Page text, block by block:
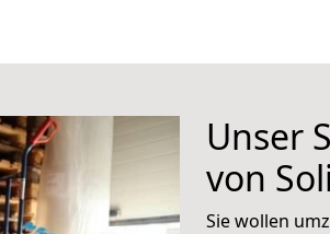
Unser
von
Sie wollen